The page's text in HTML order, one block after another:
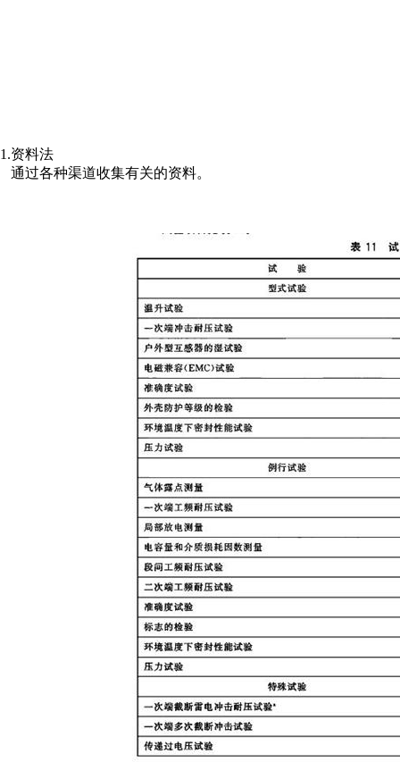
1.资料法
通过各种渠道收集有关的资料。